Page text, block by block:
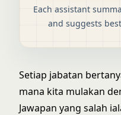
Each assistant
and suggests
Setiap jabatan
mana kita mulakan
Jawapan yang salah